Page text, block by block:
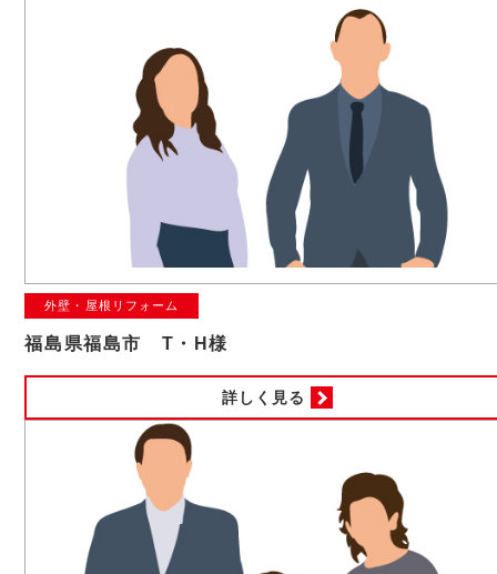
外壁・屋根リフォーム
福島県福島市 T・H様
詳しく見る